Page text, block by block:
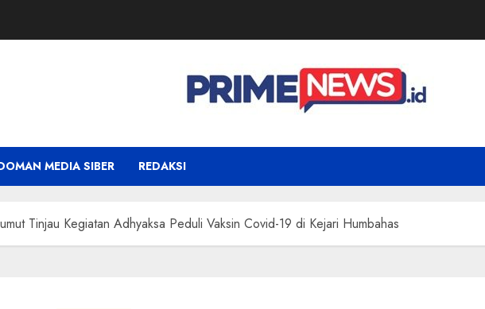
MEDIA SIBER REDAKSI
Tinjau Kegiatan Adhyaksa Peduli Vaksin Covid-19 di Kejari Humbahas